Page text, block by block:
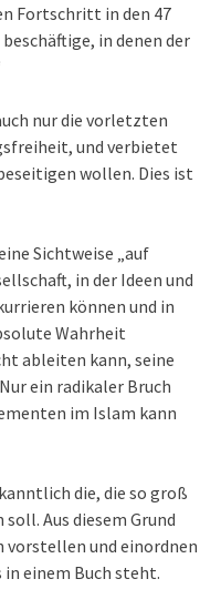
Fortschritt in den 47
in denen der
nur die vorletzten
und verbietet
wollen. Dies ist
Sichtweise „auf
in der Ideen und
können und in
Wahrheit
ableiten kann, seine
ein radikaler Bruch
im Islam kann
die, die so groß
Aus diesem Grund
vorstellen und einordnen
einem Buch steht.